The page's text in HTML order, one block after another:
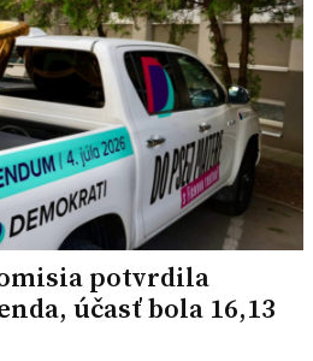
potvrdila
účasť bola 16,13